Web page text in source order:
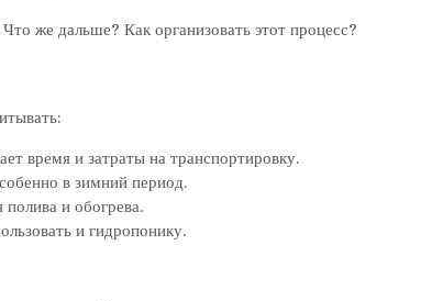
же дальше? Как организовать этот процесс?
время и затраты на транспортировку.
в зимний период.
и обогрева.
и гидропонику.